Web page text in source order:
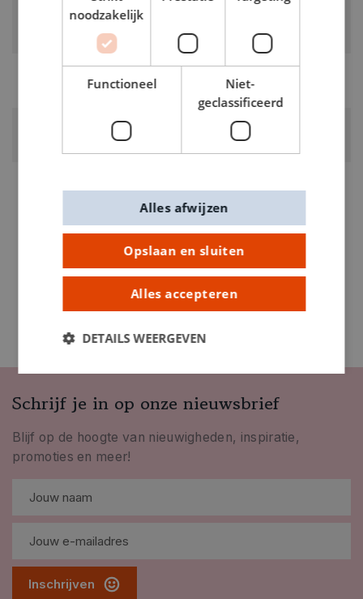
RUBRIEK:
Stiften dekkend
Schrijf je in op onze nieuwsbrief
Blijf op de hoogte van nieuwigheden, inspiratie,
promoties en meer!
Inschrijven
noodzakelijk
Functioneel
Niet-
geclassificeerd
Opslaan en sluiten
Alles accepteren
Alles afwijzen
DETAILS WEERGEVEN